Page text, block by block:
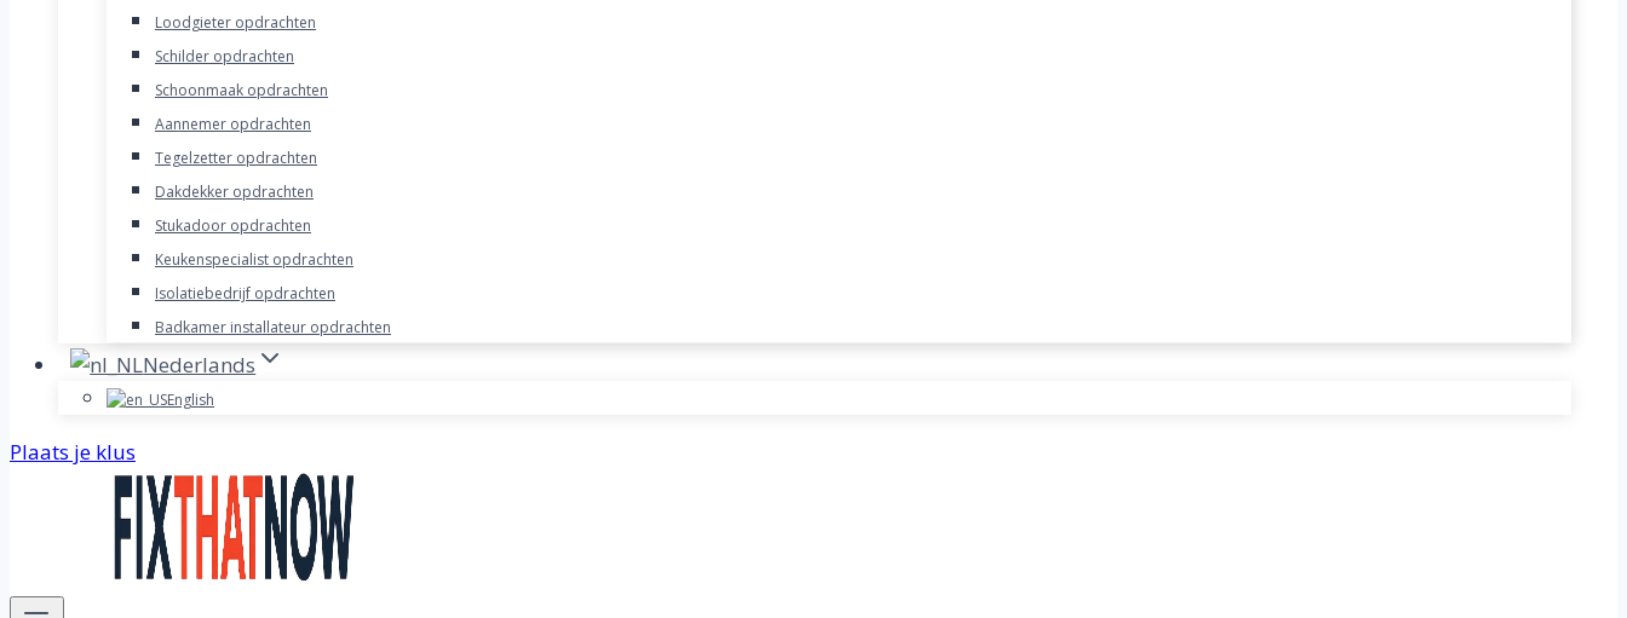
Loodgieter opdrachten
Schilder opdrachten
Schoonmaak opdrachten
Aannemer opdrachten
Tegelzetter opdrachten
Dakdekker opdrachten
Stukadoor opdrachten
Keukenspecialist opdrachten
Isolatiebedrijf opdrachten
Badkamer installateur opdrachten
Nederlands
English
Plaats je klus